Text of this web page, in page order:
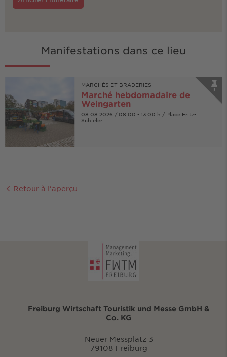
Manifestations dans ce lieu
MARCHÉS ET BRADERIES
Marché hebdomadaire de
Weingarten
08.08.2026 / 08:00 - 13:00 h / Place Fritz-
Schieler
Retour à l'aperçu
Freiburg Wirtschaft Touristik und Messe GmbH &
Co. KG
Neuer Messplatz 3
79108 Freiburg